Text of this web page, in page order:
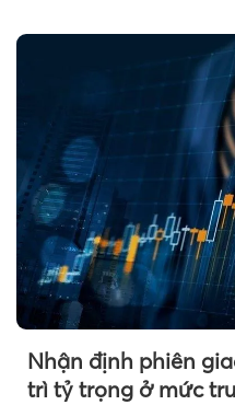
Nhận định phiên
trì tỷ trọng ở mức